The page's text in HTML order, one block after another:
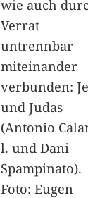
wie auch
Verrat
untrennbar
miteinander
verbunden:
und Judas
(Antonio
l. und Dani
Spampinato).
Foto: Eugen